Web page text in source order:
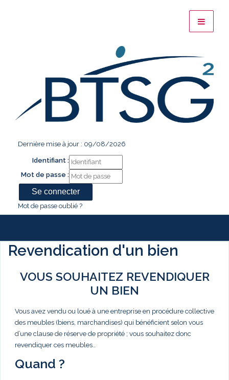
Dernière mise à jour : 09/08/2026
Identifiant :
Mot de passe :
Mot de passe oublié ?
Revendication d'un bien
VOUS SOUHAITEZ REVENDIQUER
UN BIEN
Vous avez vendu ou loué à une entreprise en procédure collective
des meubles (biens, marchandises) qui bénéficient selon vous
d’une clause de réserve de propriété ; vous souhaitez donc
revendiquer ces meubles..
Quand ?